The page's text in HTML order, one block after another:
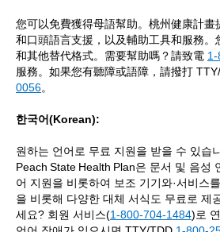
您可以免費獲得母語幫助。桃州健康計
和口頭語言支援，以及輔助工具和服務。
和其他替代格式。需要幫助嗎？請致電
服務。如果您有聽障或語障，請撥打
0056。
한국어(Korean):
원하는 언어로 무료 지원을 받을 수 있습
Peach State Health Plan은 문서 및 음성
어 지원을 비롯하여 보조 기기와·서비스
을 비롯해 다양한 대체 서식도 무료로 제
세요? 회원 서비스(1-800-704-1484)로